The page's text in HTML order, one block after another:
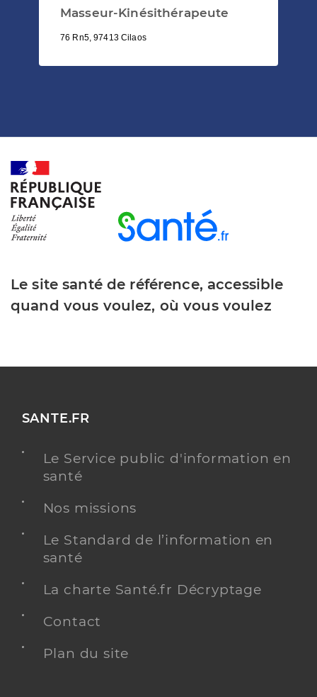
Masseur-Kinésithérapeute
76 Rn5, 97413 Cilaos
Le site santé de référence, accessible
quand vous voulez, où vous voulez
SANTE.FR
Le Service public d'information en
santé
Nos missions
Le Standard de l’information en
santé
La charte Santé.fr Décryptage
Contact
Plan du site